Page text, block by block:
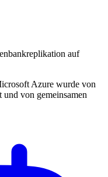
auf
Azure wurde von
von gemeinsamen